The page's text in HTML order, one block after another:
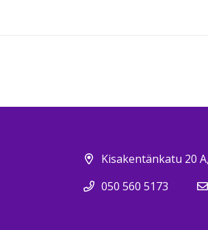
Kisakentänkatu 20
050 560 5173